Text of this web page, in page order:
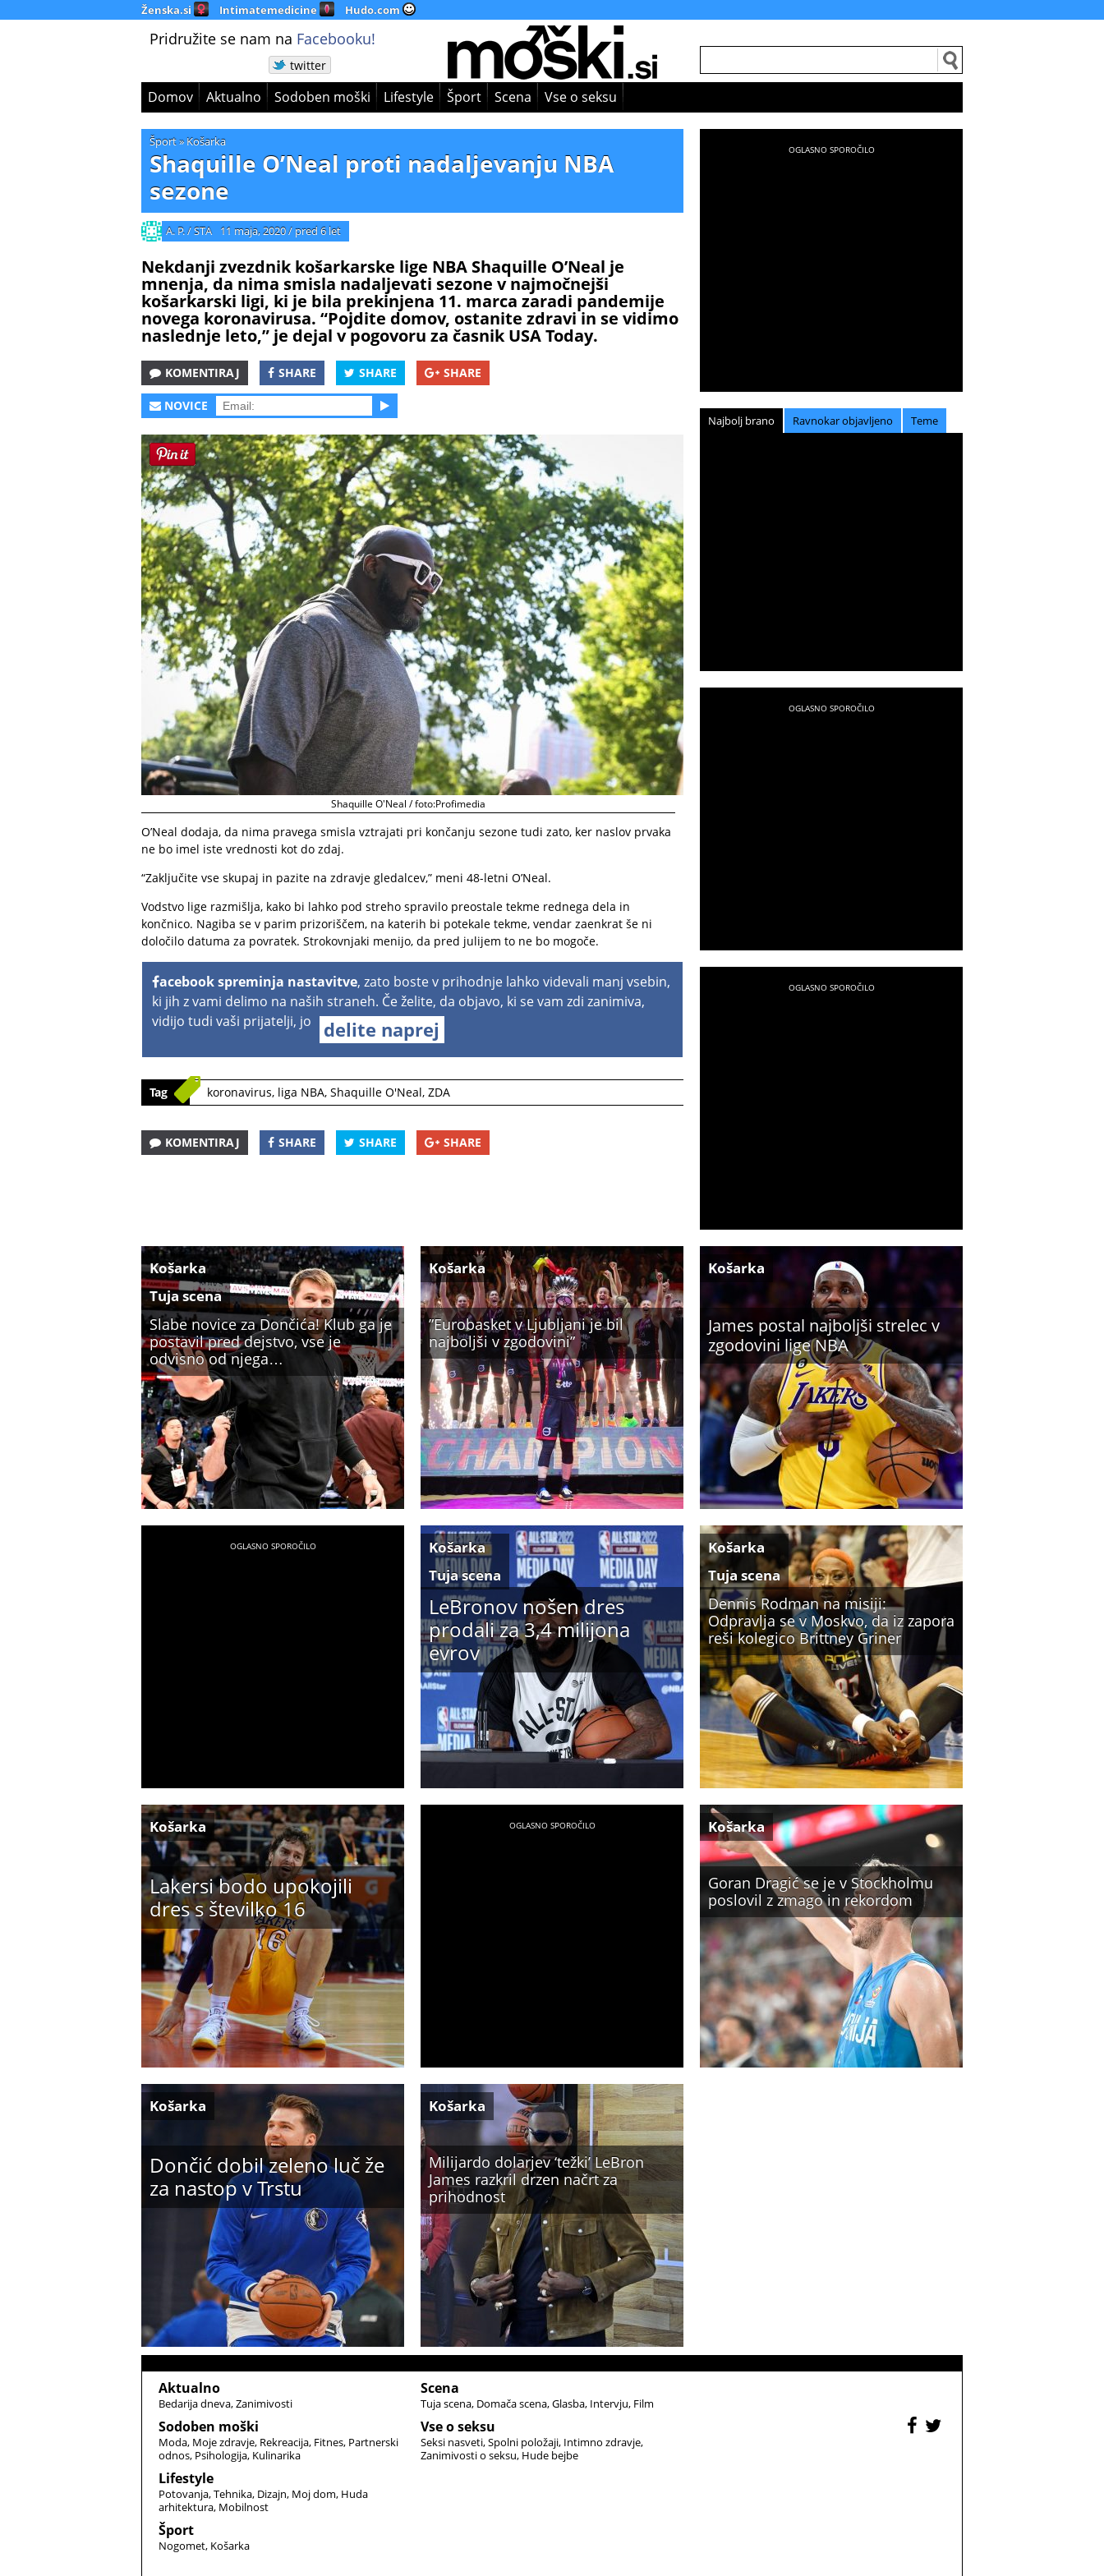
Ženska.si Intimatemedicine Hudo.com
Pridružite se nam na Facebooku!
twitter
Domov Aktualno Sodoben moški Lifestyle Šport Scena Vse o seksu
Šport» Košarka
Shaquille O’Neal proti nadaljevanju NBA
sezone
A. P. / STA 11 maja, 2020/ pred 6 let
Nekdanji zvezdnik košarkarske lige NBA Shaquille O’Neal je
mnenja, da nima smisla nadaljevati sezone v najmočnejši
košarkarski ligi, ki je bila prekinjena 11. marca zaradi pandemije
novega koronavirusa. “Pojdite domov, ostanite zdravi in se vidimo
naslednje leto,” je dejal v pogovoru za časnik USA Today.
KOMENTIRAJ SHARE SHARE SHARE
NOVICE
Shaquille O'Neal / foto:Profimedia
O’Neal dodaja, da nima pravega smisla vztrajati pri končanju sezone tudi zato, ker naslov prvaka
ne bo imel iste vrednosti kot do zdaj.
“Zaključite vse skupaj in pazite na zdravje gledalcev,” meni 48-letni O’Neal.
Vodstvo lige razmišlja, kako bi lahko pod streho spravilo preostale tekme rednega dela in
končnico. Nagiba se v parim prizoriščem, na katerih bi potekale tekme, vendar zaenkrat še ni
določilo datuma za povratek. Strokovnjaki menijo, da pred julijem to ne bo mogoče.
acebook spreminja nastavitve, zato boste v prihodnje lahko videvali manj vsebin,
ki jih z vami delimo na naših straneh. Če želite, da objavo, ki se vam zdi zanimiva,
vidijo tudi vaši prijatelji, jo
delite naprej
Tag koronavirus, liga NBA, Shaquille O'Neal, ZDA
KOMENTIRAJ SHARE SHARE SHARE
Najbolj brano Ravnokar objavljeno Teme
Slabe novice za Dončića! Klub ga je
postavil pred dejstvo, vse je
odvisno od njega…
Košarka
Tuja scena
”Eurobasket v Ljubljani je bil
najboljši v zgodovini”
Košarka
James postal najboljši strelec v
zgodovini lige NBA
Košarka
LeBronov nošen dres
prodali za 3,4 milijona
evrov
Košarka
Tuja scena
Dennis Rodman na misiji:
Odpravlja se v Moskvo, da iz zapora
reši kolegico Brittney Griner
Košarka
Tuja scena
Lakersi bodo upokojili
dres s številko 16
Košarka
Goran Dragić se je v Stockholmu
poslovil z zmago in rekordom
Košarka
Dončić dobil zeleno luč že
za nastop v Trstu
Košarka
Milijardo dolarjev ‘težki’ LeBron
James razkril drzen načrt za
prihodnost
Košarka
Aktualno
Bedarija dneva Zanimivosti
Sodoben moški
Moda Moje zdravje Rekreacija Fitnes Partnerski
odnos Psihologija Kulinarika
Lifestyle
Potovanja Tehnika Dizajn Moj dom Huda
arhitektura Mobilnost
Šport
Nogomet Košarka
Scena
Tuja scena Domača scena Glasba Intervju Film
Vse o seksu
Seksi nasveti Spolni položaji Intimno zdravje
Zanimivosti o seksu Hude bejbe